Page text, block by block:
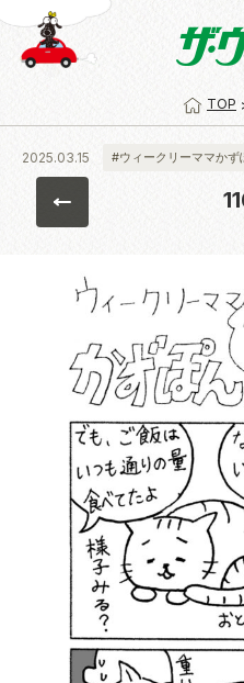
TOP
2025.03.15 #ウィークリーママかず